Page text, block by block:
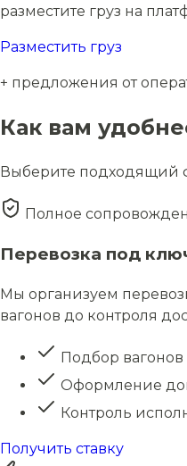
разместите груз на
Разместить груз
+ предложения от
Как вам
Выберите подходящий
Полное
Перевозка под
Мы организуем
вагонов до контроля
Подбор вагонов
Оформление
Контроль
Получить ставку